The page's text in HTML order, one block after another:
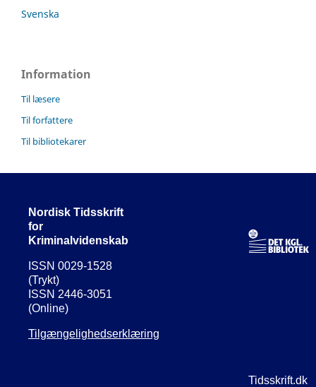
Svenska
Information
Til læsere
Til forfattere
Til bibliotekarer
Nordisk Tidsskrift
for
Kriminalvidenskab
ISSN 0029-1528
(Trykt)
ISSN 2446-3051
(Online)
Tilgængelighedserklæring